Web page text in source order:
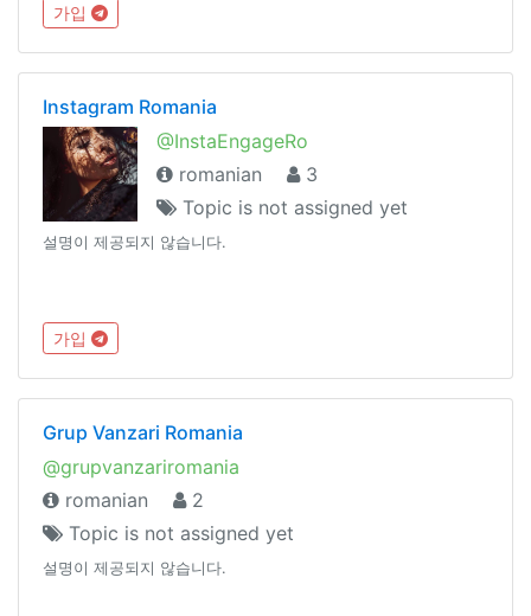
가입
Instagram Romania
@InstaEngageRo
romanian
3
Topic is not assigned yet
설명이 제공되지 않습니다.
가입
Grup Vanzari Romania
@grupvanzariromania
romanian
2
Topic is not assigned yet
설명이 제공되지 않습니다.